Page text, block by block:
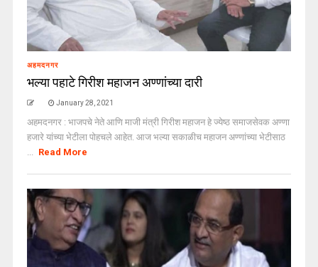
अहमदनगर
भल्या पहाटे गिरीश महाजन अण्णांच्या दारी
January 28, 2021
अहमदनगर : भाजपचे नेते आणि माजी मंत्री गिरीश महाजन हे ज्येष्ठ समाजसेवक अण्णा
हजारे यांच्या भेटीला पोहचले आहेत. आज भल्या सकाळीच महाजन अण्णांच्या भेटीसाठ
... Read More